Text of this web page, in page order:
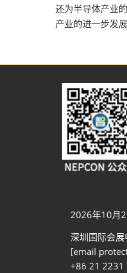
还为半导体产业
产业的进一步发展
2026年10月
深圳国际会展
[email
+86 21 2231